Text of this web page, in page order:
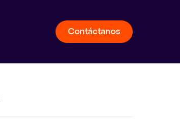
Contáctanos